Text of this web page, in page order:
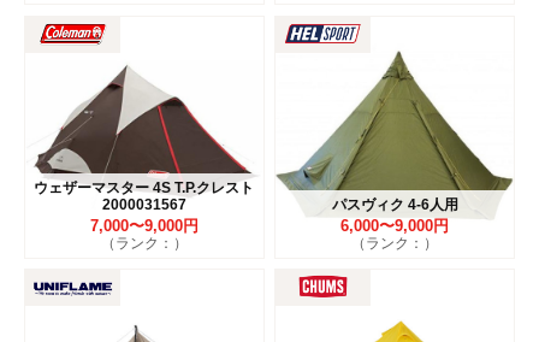
ウェザーマスター 4S T.P.クレスト
2000031567
7,000〜9,000円
（ランク：）
パスヴィク 4-6人用
6,000〜9,000円
（ランク：）